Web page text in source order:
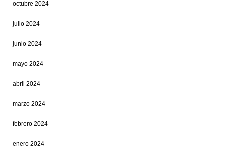
octubre 2024
julio 2024
junio 2024
mayo 2024
abril 2024
marzo 2024
febrero 2024
enero 2024